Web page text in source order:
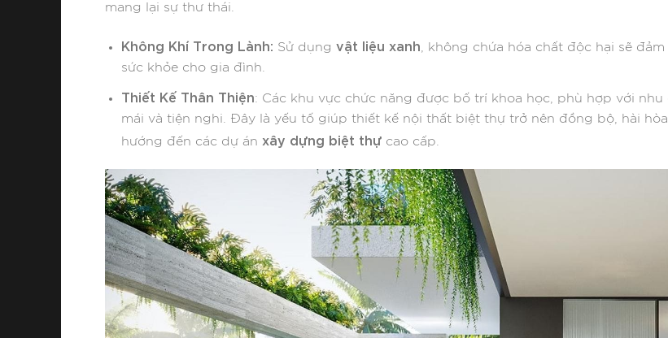
mang lại sự thư thái.
Không Khí Trong Lành: Sử dụngvật liệu xanh , không chứa hóa chất độc hại sẽ
sức khỏe cho gia đình.
Thiết Kế Thân Thiện: Các khu vực chức năng được bố trí khoa học, phù hợp với
mái và tiện nghi. Đây là yếu tố giúp thiết kế nội thất biệt thự trở nên đồng bộ, hài
hướng đến các dự án xây dựng biệt thự cao cấp.